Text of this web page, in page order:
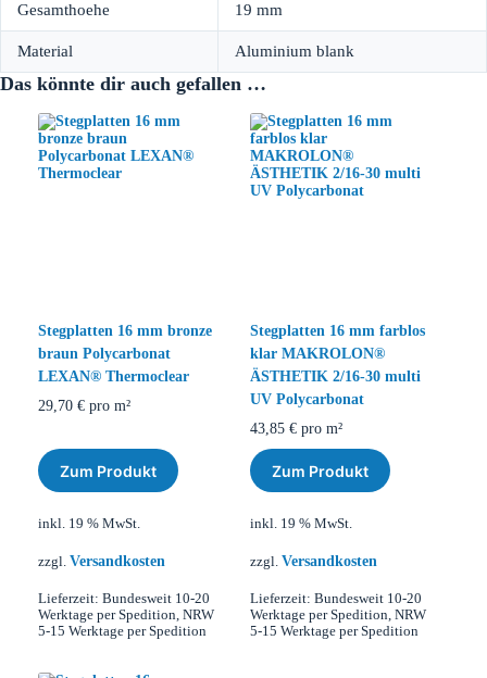
Gesamthoehe 19 mm
Material Aluminium blank
Das könnte dir auch gefallen …
Stegplatten 16 mm bronze
braun Polycarbonat
LEXAN® Thermoclear
29,70 € pro m²
Zum Produkt
inkl. 19 % MwSt.
zzgl. Versandkosten
Lieferzeit: Bundesweit 10-20
Werktage per Spedition, NRW
5-15 Werktage per Spedition
Stegplatten 16 mm farblos
klar MAKROLON®
ÄSTHETIK 2/16-30 multi
UV Polycarbonat
43,85 €pro m²
Zum Produkt
inkl. 19 % MwSt.
zzgl. Versandkosten
Lieferzeit: Bundesweit 10-20
Werktage per Spedition, NRW
5-15 Werktage per Spedition